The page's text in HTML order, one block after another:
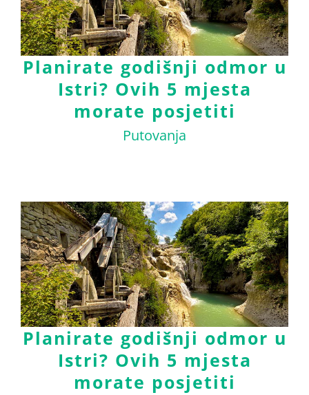
Planirate godišnji odmor u
Istri? Ovih 5 mjesta
morate posjetiti
Putovanja
Planirate godišnji odmor u
Istri? Ovih 5 mjesta
morate posjetiti